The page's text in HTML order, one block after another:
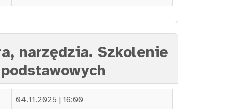
narzędzia. Szkolenie
04.11.2025 | 16:00